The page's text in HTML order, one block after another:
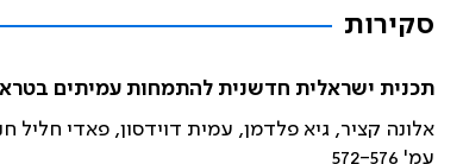
סקירות
תכנית ישראלית חדשנית להתמחות עמיתים
אלונה קציר, גיא פלדמן, עמית דוידסון, פאדי חליל
עמ' 572-576